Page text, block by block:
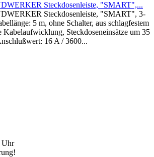
Steckdosenleiste, "SMART",...
Steckdosenleiste, "SMART", 3-
5 m, ohne Schalter, aus schlagfestem
Steckdoseneinsätze um 35
16 A / 3600...
Uhr